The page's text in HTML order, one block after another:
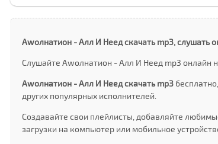
Аwолнатион - Алл И Неед скачать mp3, слушать
Слушайте Аwолнатион - Алл И Неед mp3 онлайн
Аwолнатион - Алл И Неед скачать mp3
других популярных исполнителей.
Создавайте свои плейлисты, добавляйте
загрузки на компьютер или мобильное